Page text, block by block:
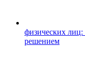
физических лиц:
решением